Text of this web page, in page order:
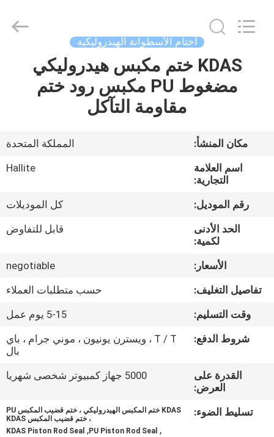
منزل،
معلومات
جولة
المعمل
مراقبة
الجودة
أخبار
أختام الأسطوانة الهيدروليكية
KDAS ختم مكبس هيدروليكي
مضغوط PU مكبس رود ختم
مقاومة التآكل
مكان المنشأ:
المملكة المتحدة
اسم العلامة
التجارية:
Hallite
رقم الموديل:
كل الموديلات
الحد الأدنى
لكمية:
قابل للتفاوض
الأسعار:
negotiable
تفاصيل التغليف:
حسب متطلبات العملاء
وقت التسليم:
5-15 يوم عمل
شروط الدفع:
T / T ، ويسترن يونيون ، موني جرام ، باي
بال
القدرة على
العرض:
5000 جهاز كمبيوتر شخصى شهريا
تسليط الضوء:
KDAS ختم المكبس الهيدروليكي ، ختم قضيب المكبس PU
، ختم قضيب المكبس KDAS
,
PU Piston Rod Seal
,
KDAS Piston Rod Seal